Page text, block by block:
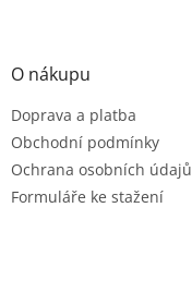
O nákupu
Doprava a platba
Obchodní podmínky
Ochrana osobních údajů
Formuláře ke stažení